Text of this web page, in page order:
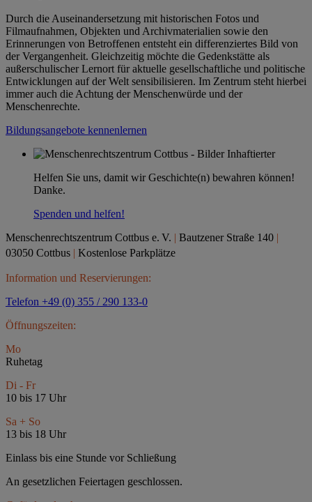
Durch die Auseinandersetzung mit historischen Fotos und
Filmaufnahmen, Objekten und Archivmaterialien sowie den
Erinnerungen von Betroffenen entsteht ein differenziertes Bild von
der Vergangenheit. Gleichzeitig möchte die Gedenkstätte als
außerschulischer Lernort für aktuelle gesellschaftliche und politische
Entwicklungen auf der Welt sensibilisieren. Im Zentrum steht hierbei
immer auch die Achtung der Menschenwürde und der
Menschenrechte.
Bildungsangebote kennenlernen
Helfen Sie uns, damit wir Geschichte(n) bewahren können!
Danke.
Spenden und helfen!
Menschenrechtszentrum Cottbus e. V. | Bautzener Straße 140 |
03050 Cottbus | Kostenlose Parkplätze
Information und Reservierungen:
Telefon +49 (0) 355 / 290 133-0
Öffnungszeiten:
Mo
Ruhetag
Di - Fr
10 bis 17 Uhr
Sa + So
13 bis 18 Uhr
Einlass bis eine Stunde vor Schließung
An gesetzlichen Feiertagen geschlossen.